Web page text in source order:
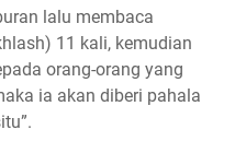
lalu membaca
11 kali, kemudian
orang-orang yang
ia akan diberi pahala